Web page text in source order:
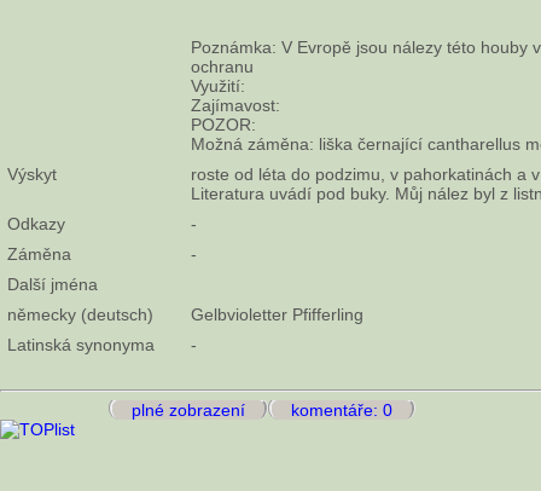
Poznámka: V Evropě jsou nálezy této houby
ochranu
Využití:
Zajímavost:
POZOR:
Možná záměna: liška černající cantharellus
Výskyt
roste od léta do podzimu, v pahorkatinách a
Literatura uvádí pod buky. Můj nález byl z
Odkazy
-
Záměna
-
Další jména
německy (deutsch)
Gelbvioletter Pfifferling
Latinská synonyma
-